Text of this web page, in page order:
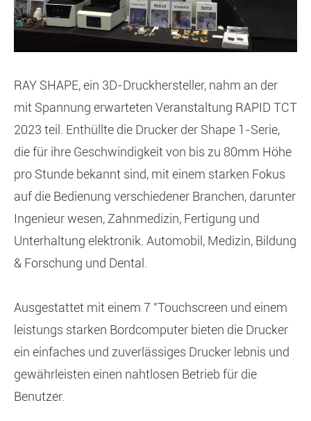
RAY SHAPE, ein 3D-Druckhersteller, nahm an der
mit Spannung erwarteten Veranstaltung RAPID TCT
2023 teil. Enthüllte die Drucker der Shape 1-Serie,
die für ihre Geschwindigkeit von bis zu 80mm Höhe
pro Stunde bekannt sind, mit einem starken Fokus
auf die Bedienung verschiedener Branchen, darunter
Ingenieur wesen, Zahnmedizin, Fertigung und
Unterhaltung elektronik. Automobil, Medizin, Bildung
& Forschung und Dental.
Ausgestattet mit einem 7 "Touchscreen und einem
leistungs starken Bordcomputer bieten die Drucker
ein einfaches und zuverlässiges Drucker lebnis und
gewährleisten einen nahtlosen Betrieb für die
Benutzer.